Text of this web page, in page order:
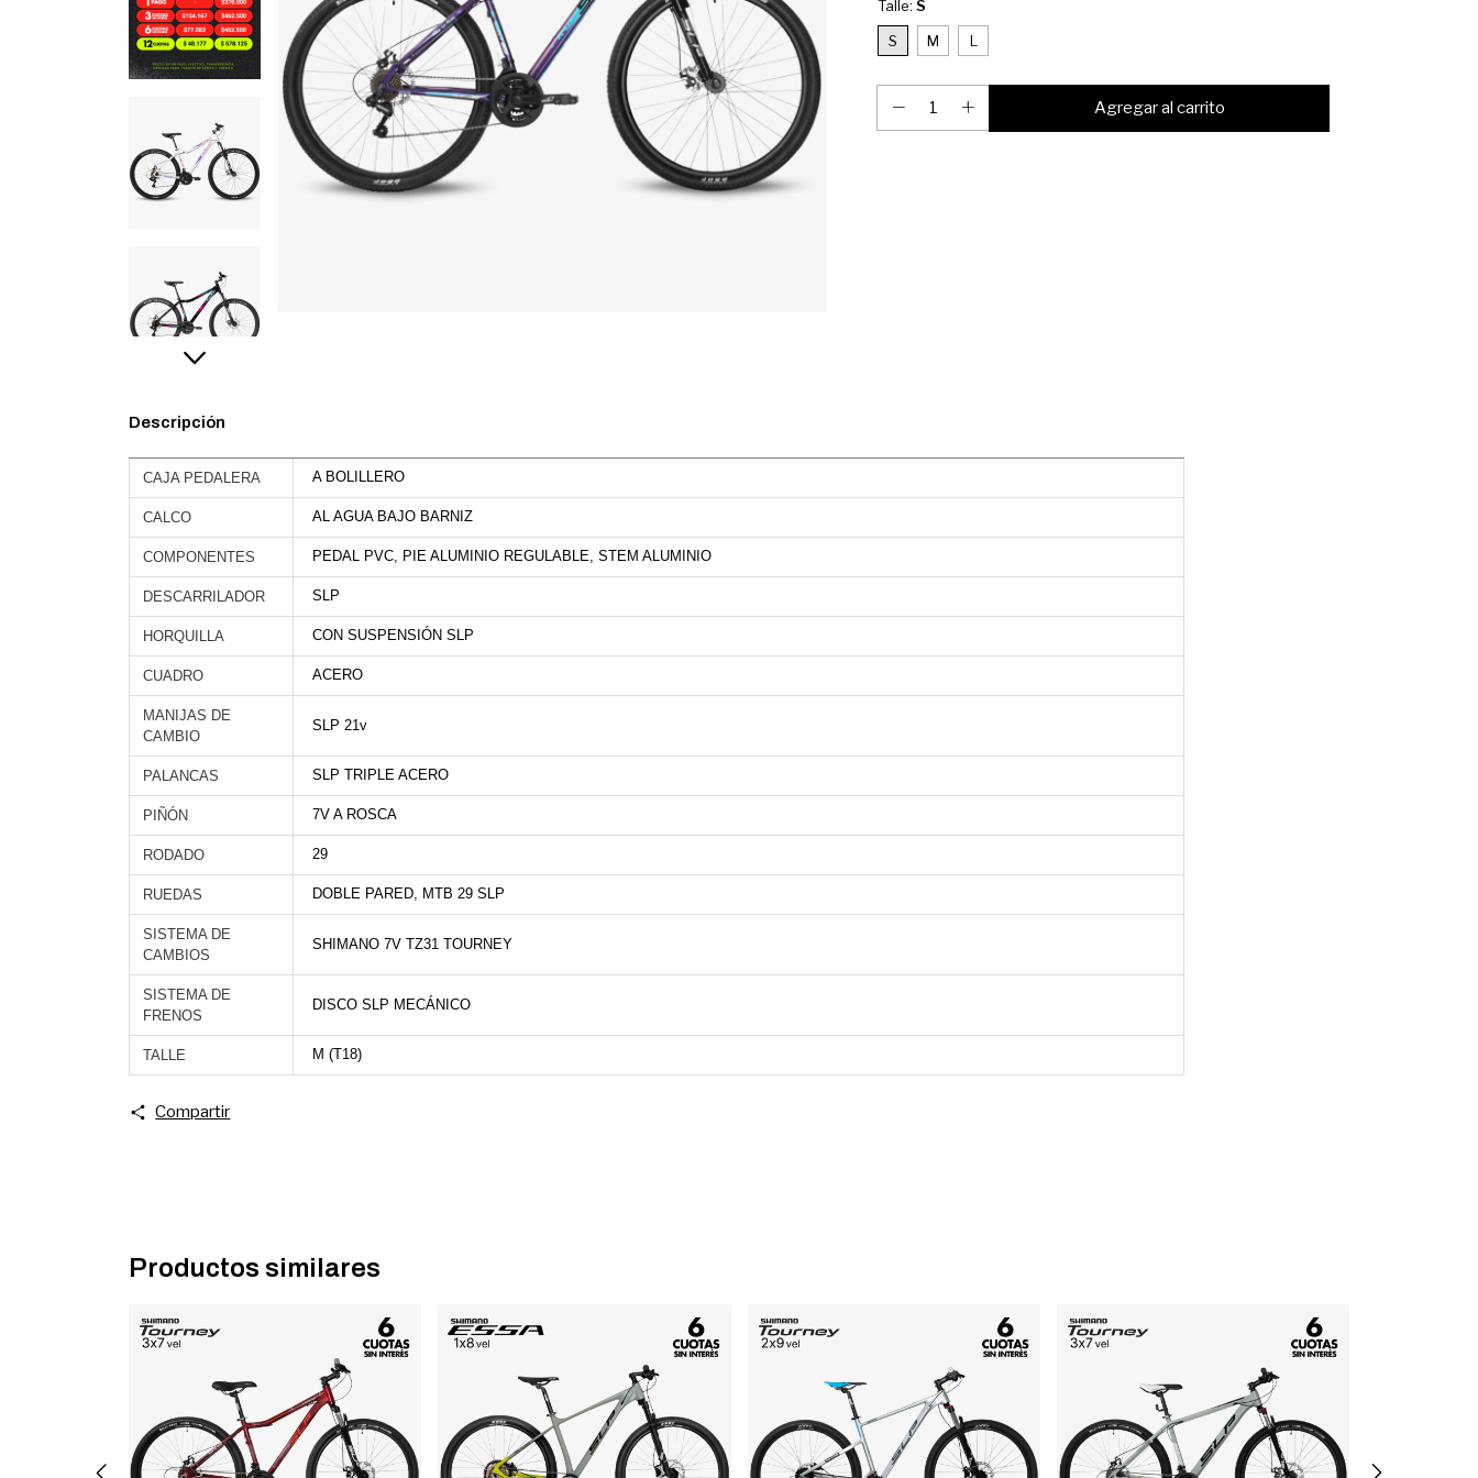
Talle: S
S
M L
Descripción
CAJA PEDALERA A BOLILLERO
CALCO AL AGUA BAJO BARNIZ
COMPONENTES PEDAL PVC, PIE ALUMINIO REGULABLE, STEM ALUMINIO
DESCARRILADOR SLP
HORQUILLA CON SUSPENSIÓN SLP
CUADRO ACERO
MANIJAS DE
CAMBIO
SLP 21v
PALANCAS SLP TRIPLE ACERO
PIÑÓN 7V A ROSCA
RODADO 29
RUEDAS DOBLE PARED, MTB 29 SLP
SISTEMA DE
CAMBIOS
SHIMANO 7V TZ31 TOURNEY
SISTEMA DE
FRENOS
DISCO SLP MECÁNICO
TALLE M (T18)
Compartir
Productos similares